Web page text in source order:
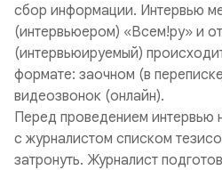
сбор информации. Интервью
(интервьюером) «Всем!ру» и
(интервьюируемый)
формате: заочном (в
видеозвонок (онлайн).
Перед проведением интервью
с журналистом списком
затронуть. Журналист